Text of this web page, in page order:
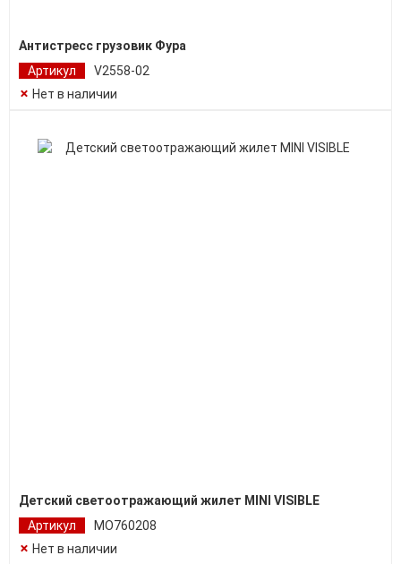
Антистресс грузовик Фура
Артикул
V2558-02
Нет в наличии
Детский светоотражающий жилет MINI VISIBLE
Артикул
MO760208
Нет в наличии